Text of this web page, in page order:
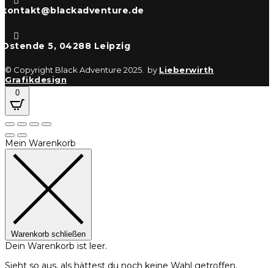
kontakt@blackadventure.de

Ostende 5, 04288 Leipzig
© Copyright Black Adventure 2025. by Lieberwirth
Grafikdesign
0
Mein Warenkorb
Warenkorb schließen
Dein Warenkorb ist leer.
Sieht so aus, als hättest du noch keine Wahl getroffen.